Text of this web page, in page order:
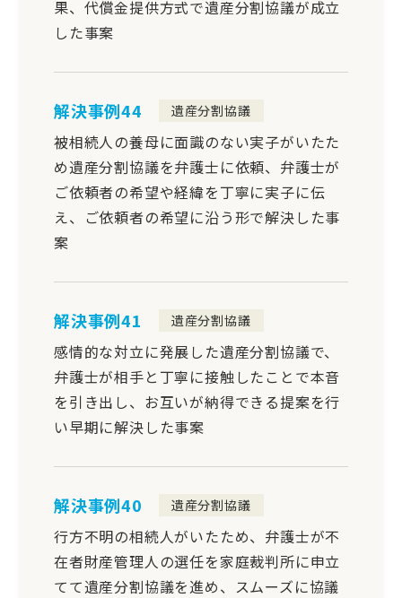
果、代償金提供方式で遺産分割協議が成立
した事案
解決事例44 遺産分割協議
被相続人の養母に面識のない実子がいたた
め遺産分割協議を弁護士に依頼、弁護士が
ご依頼者の希望や経緯を丁寧に実子に伝
え、ご依頼者の希望に沿う形で解決した事
案
解決事例41 遺産分割協議
感情的な対立に発展した遺産分割協議で、
弁護士が相手と丁寧に接触したことで本音
を引き出し、お互いが納得できる提案を行
い早期に解決した事案
解決事例40 遺産分割協議
行方不明の相続人がいたため、弁護士が不
在者財産管理人の選任を家庭裁判所に申立
てて遺産分割協議を進め、スムーズに協議